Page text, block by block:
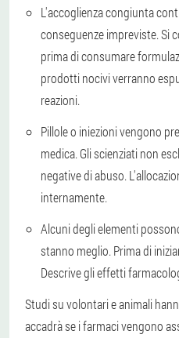
L'accoglienza congiunta
conseguenze impreviste. Si
prima di consumare
prodotti nocivi verranno
reazioni.
Pillole o iniezioni vengono
medica. Gli scienziati non
negative di abuso.
internamente.
Alcuni degli elementi
stanno meglio. Prima di
Descrive gli effetti
Studi su volontari e animali
accadrà se i farmaci vengono